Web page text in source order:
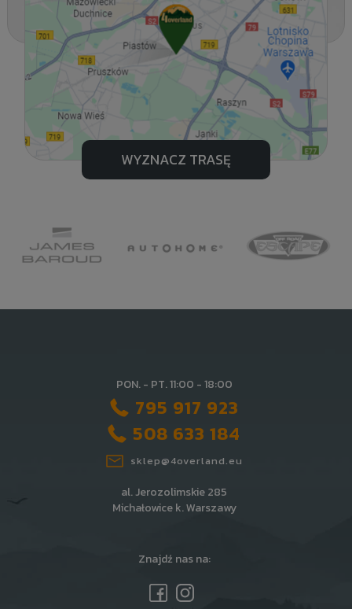
WYZNACZ TRASĘ
PON. - PT. 11:00 - 18:00
795 917 923
508 633 184
sklep@4overland.eu
al. Jerozolimskie 285
Michałowice k. Warszawy
Znajdź nas na: